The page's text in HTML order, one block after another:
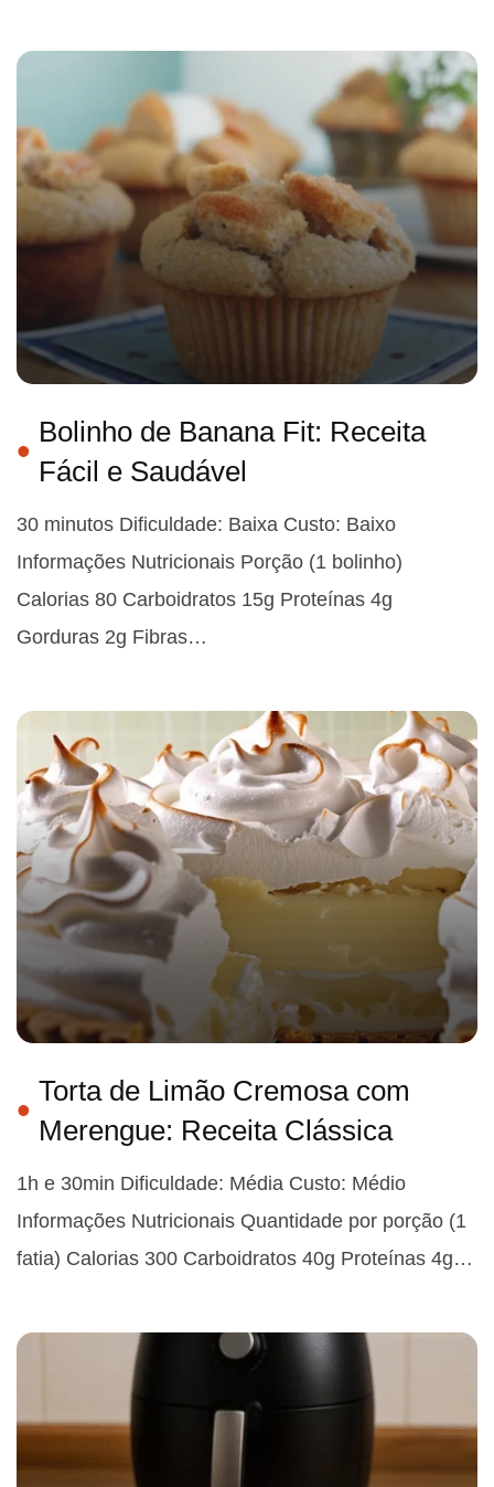
Bolinho de Banana Fit: Receita
Fácil e Saudável
30 minutos Dificuldade: Baixa Custo: Baixo
Informações Nutricionais Porção (1 bolinho)
Calorias 80 Carboidratos 15g Proteínas 4g
Gorduras 2g Fibras…
Torta de Limão Cremosa com
Merengue: Receita Clássica
1h e 30min Dificuldade: Média Custo: Médio
Informações Nutricionais Quantidade por porção (1
fatia) Calorias 300 Carboidratos 40g Proteínas 4g…